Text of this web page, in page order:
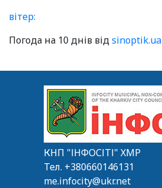
вітер:
Погода на 10 днів відsinoptik.ua
КНП "ІНФОСІТІ" ХМР
Тел. +380660146131
me.infocity@ukr.net